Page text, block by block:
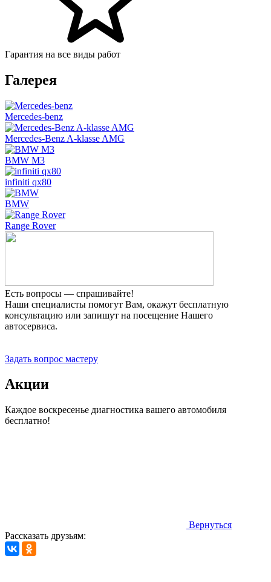
Гарантия на все виды работ
Галерея
Mercedes-benz
Mercedes-Benz A-klasse AMG
BMW M3
infiniti qx80
BMW
Range Rover
Есть вопросы — спрашивайте!
Наши специалисты помогут Вам, окажут бесплатную
консультацию или запишут на посещение Нашего
автосервиса.
Задать вопрос мастеру
Акции
Каждое воскресенье диагностика вашего автомобиля
бесплатно!
Вернуться
Рассказать друзьям: